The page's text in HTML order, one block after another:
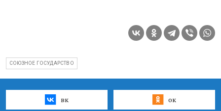
СОЮЗНОЕ ГОСУДАРСТВО
вк ок